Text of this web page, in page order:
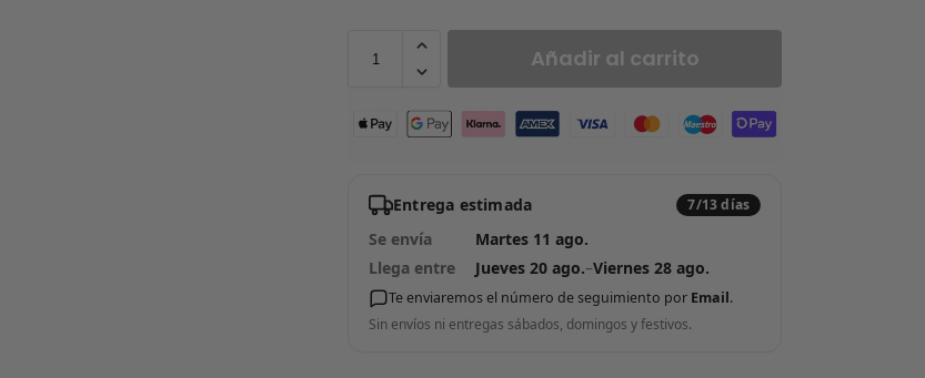
Añadir al carrito
Entrega estimada 7/13 días
Se envía
Martes 11 ago.
Llega entre
Jueves 20 ago.–Viernes 28 ago.
Te enviaremos el número de seguimiento por Email.
Sin envíos ni entregas sábados, domingos y festivos.